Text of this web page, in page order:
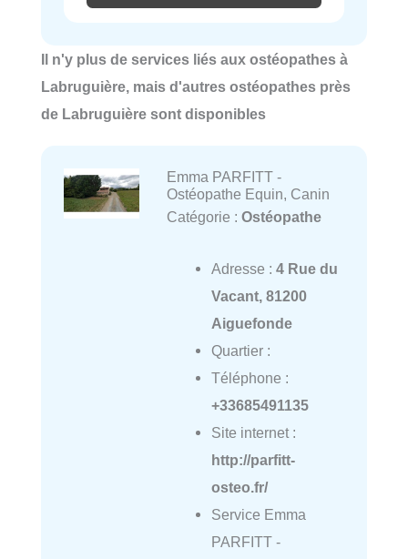
Il n'y plus de services liés aux ostéopathes à
Labruguière, mais d'autres ostéopathes près
de Labruguière sont disponibles
Emma PARFITT -
Ostéopathe Equin, Canin
Catégorie : Ostéopathe
Adresse : 4 Rue du
Vacant, 81200
Aiguefonde
Quartier :
Téléphone :
+33685491135
Site internet :
http://parfitt-
osteo.fr/
Service Emma
PARFITT -